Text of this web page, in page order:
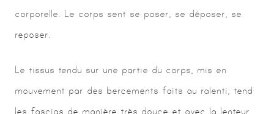
corporelle. Le corps sent se poser, se déposer, se
reposer.
Le tissus tendu sur une partie du corps, mis en
mouvement par des bercements faits au ralenti, tend
les fascias de manière très douce et avec la lenteur